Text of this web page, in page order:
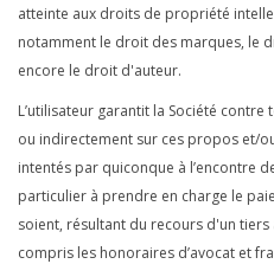
atteinte aux droits de propriété
notamment le droit des marques, le
encore le droit d'auteur.
L’utilisateur garantit la Société
ou indirectement sur ces propos et/
intentés par quiconque à l’encontre
particulier à prendre en charge le
soient, résultant du recours d'un tiers
compris les honoraires d’avocat et